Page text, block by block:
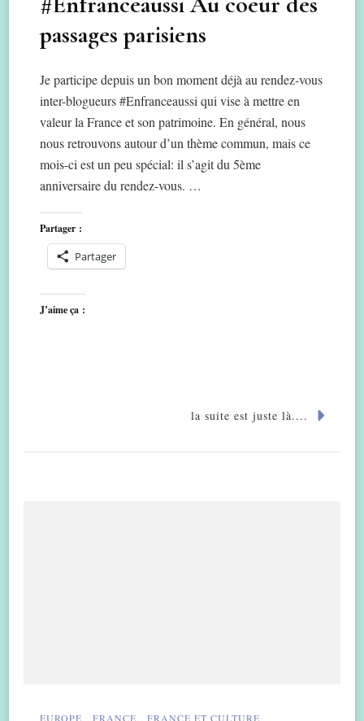
passages parisiens
Je participe depuis un bon moment déjà au rendez-vous
inter-blogueurs #Enfranceaussi qui vise à mettre en
valeur la France et son patrimoine. En général, nous
nous retrouvons autour d’un thème commun, mais ce
mois-ci est un peu spécial: il s’agit du 5ème
anniversaire du rendez-vous. …
Partager :
Partager
J’aime ça :
la suite est juste là....
EUROPE FRANCE FRANCE ET CULTURE